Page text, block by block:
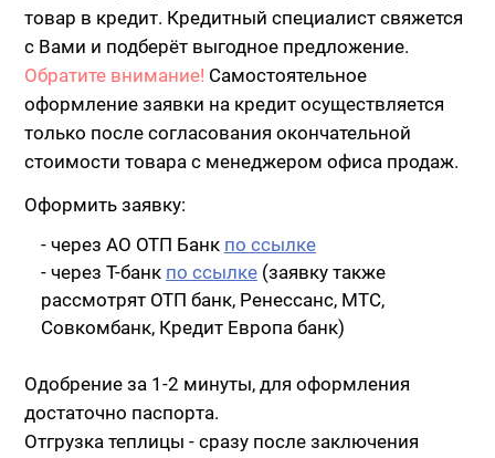
товар в кредит. Кредитный специалист свяжется
с Вами и подберёт выгодное предложение.
Обратите внимание! Самостоятельное
оформление заявки на кредит осуществляется
только после согласования окончательной
стоимости товара с менеджером офиса продаж.
Оформить заявку:
- через АО ОТП Банк по ссылке
- через Т-банк по ссылке(заявку также
рассмотрят ОТП банк, Ренессанс, МТС,
Совкомбанк, Кредит Европа банк)
Одобрение за 1-2 минуты, для оформления
достаточно паспорта.
Отгрузка теплицы - сразу после заключения